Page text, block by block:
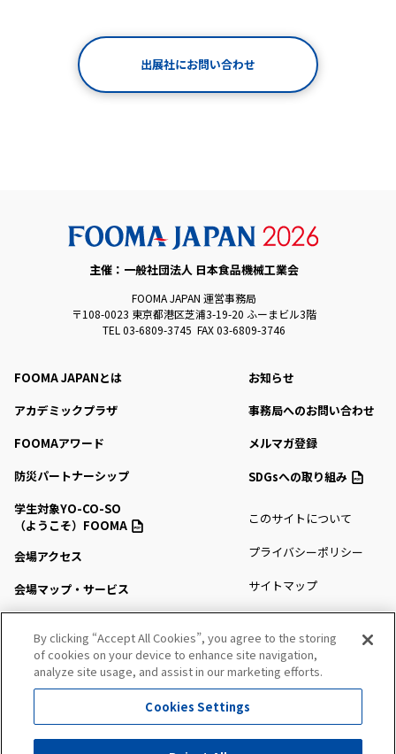
出展社にお問い合わせ
主催：一般社団法人 日本食品機械工業会
FOOMA JAPAN 運営事務局
〒108-0023 東京都港区芝浦3-19-20 ふーまビル3階
TEL 03-6809-3745 FAX 03-6809-3746
FOOMA JAPANとは
アカデミックプラザ
FOOMAアワード
防災パートナーシップ
学生対象YO-CO-SO
（ようこそ）FOOMA
会場アクセス
会場マップ・サービス
セミナー・シンポジウム
プレスルーム
お知らせ
事務局へのお問い合わせ
メルマガ登録
SDGsへの取り組み
このサイトについて
プライバシーポリシー
サイトマップ
By clicking “Accept All Cookies”, you agree to the storing
of cookies on your device to enhance site navigation,
analyze site usage, and assist in our marketing efforts.
Cookies Settings